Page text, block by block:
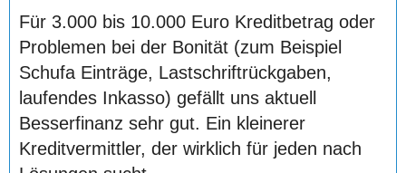
Für 3.000 bis 10.000 Euro Kreditbetrag oder
Problemen bei der Bonität (zum Beispiel
Schufa Einträge, Lastschriftrückgaben,
laufendes Inkasso) gefällt uns aktuell
Besserfinanz sehr gut. Ein kleinerer
Kreditvermittler, der wirklich für jeden nach